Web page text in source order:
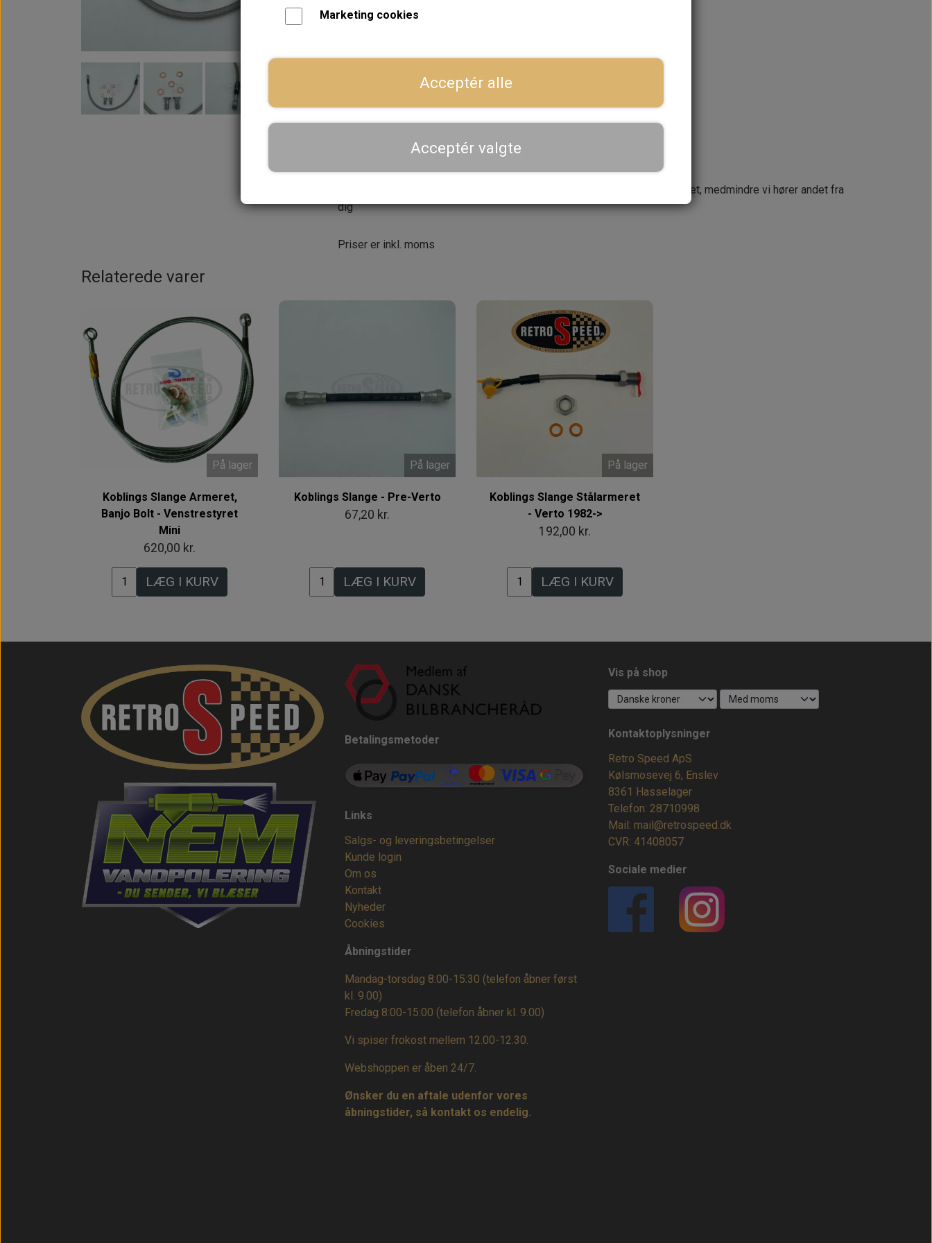
Forventet leveringstid:
− + LÆG I KURV
Se aktuel leveringstid på varen - vi afsender altid hele din ordre samlet, medmindre vi hører andet fra
dig
Priser er inkl. moms
Relaterede varer
På lager
Koblings Slange Armeret,
Banjo Bolt - Venstrestyret
Mini
620,00 kr.
LÆG I KURV
På lager
Koblings Slange - Pre-Verto
67,20 kr.
LÆG I KURV
På lager
Koblings Slange Stålarmeret
- Verto 1982->
192,00 kr.
LÆG I KURV
Betalingsmetoder
Links
Salgs- og leveringsbetingelser
Kunde login
Om os
Kontakt
Nyheder
Cookies
Åbningstider
Mandag-torsdag 8:00-15:30 (telefon åbner først
kl. 9.00)
Fredag 8:00-15:00 (telefon åbner kl. 9.00)
Vi spiser frokost mellem 12.00-12.30.
Webshoppen er åben 24/7.
Ønsker du en aftale udenfor vores
åbningstider, så kontakt os endelig.
Vis på shop
Kontaktoplysninger
Retro Speed ApS
Kølsmosevej 6, Enslev
8361 Hasselager
Telefon: 28710998
Mail: mail@retrospeed.dk
CVR: 41408057
Sociale medier
Marketing cookies
Acceptér alle
Acceptér valgte